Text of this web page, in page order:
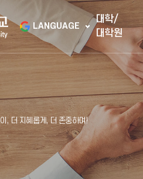
LANGUAGE
대학/
대학원